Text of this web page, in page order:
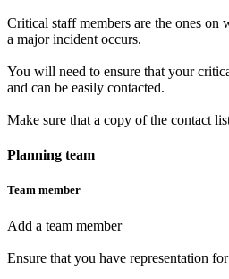
Critical staff members are the ones
a major incident occurs.
You will need to ensure that your
and can be easily contacted.
Make sure that a copy of the contact
Planning team
Team member
Add a team member
Ensure that you have representation